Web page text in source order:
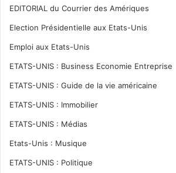
EDITORIAL du Courrier des Amériques
Election Présidentielle aux Etats-Unis
Emploi aux Etats-Unis
ETATS-UNIS : Business Economie Entreprise
ETATS-UNIS : Guide de la vie américaine
ETATS-UNIS : Immobilier
ETATS-UNIS : Médias
Etats-Unis : Musique
ETATS-UNIS : Politique